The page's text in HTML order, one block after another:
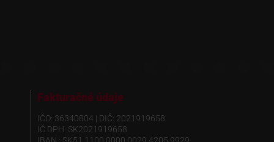
Fakturačné údaje
IČO: 36340804 | DIČ: 2021919658
IČ DPH: SK2021919658